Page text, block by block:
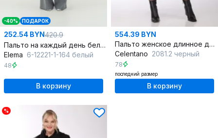
-40% ПОДАРОК
252.54 BYN420.9
Пальто на каждый день белое демисезон искусственный мех
Elema 6-12221-1-164 белый
48
В корзину
554.39 BYN
Пальто женское длинное двубортное из экокожи с рельефами
Celentano 2081.2 черный
78
последний размер
В корзину
%